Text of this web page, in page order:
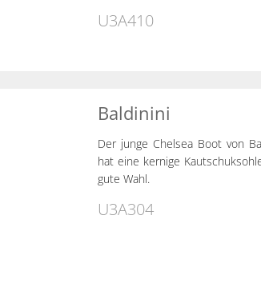
U3A410
Baldinini
Der junge Chelsea Boot von
hat eine kernige
gute Wahl.
U3A304